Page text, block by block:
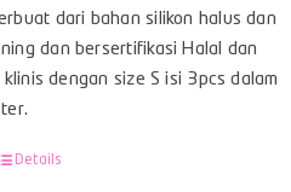
dari bahan silikon halus dan
dan bersertifikasi Halal dan
dengan size S isi 3pcs dalam
Details